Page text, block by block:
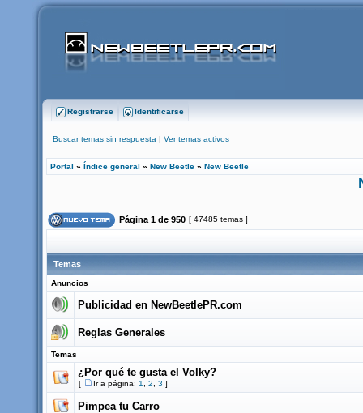
Registrarse Identificarse
Buscar temas sin respuesta | Ver temas activos
Portal » Índice general » New Beetle » New Beetle
Página 1 de 950 [ 47485 temas ]
Temas
Anuncios
Publicidad en NewBeetlePR.com
Reglas Generales
Temas
¿Por qué te gusta el Volky?
[ Ir a página: 1 2 3 ]
Pimpea tu Carro